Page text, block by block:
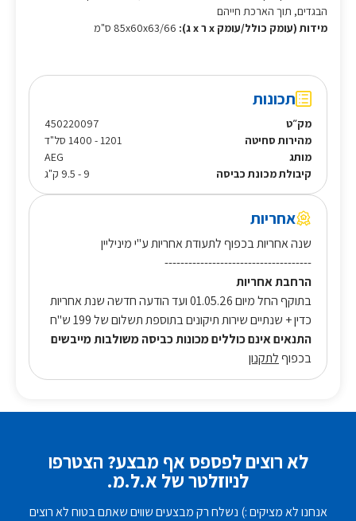
הבגדים, תוך הארכת חייהם
מידות (עומק כולל/עומק x ר x ג):
תכונות
מק״ט
450220097
מהירות סחיטה
1201 - 1400 סל"ד
מותג
AEG
קיבולת מכונת כביסה
9 - 9.5 ק"ג
אחריות
שנה אחריות בכפוף לתעודת אחריות ע"י מיניליין
-------------------------------------
הרחבת אחריות
בתוקף החל מיום 01.05.26 ועד הודעה חדשה שנת אחריות
כדין + שנתיים שירות תיקונים בתוספת תשלום של 199 ש"ח
התנאים אינם כוללים מכונות כביסה משולבות מייבשים
בכפוףלתקנון
לא רוצים לפספס אף מבצע? הצטרפו
לניוזלטר של א.ל.מ.
אנחנו לא מציקים :) נשלח רק מבצעים שווים שאתם בטוח לא רוצים